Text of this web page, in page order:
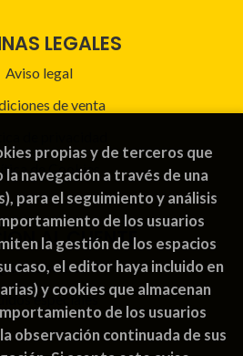
LEGALES
Aviso legal
de venta
de Cookies
AL CLIENTE
somos
especiales
propias y de terceros que
navegación a través de una
para el seguimiento y análisis
de los usuarios
la gestión de los espacios
caso, el editor haya incluido en
y cookies que almacenan
de los usuarios
observación continuada de sus